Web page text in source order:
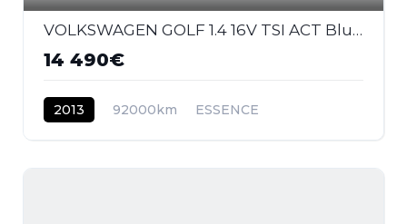
VOLKSWAGEN GOLF 1.4 16V TSI ACT BlueMotion - 140 - BV DSG 7 VII BERLINE Carat PHASE 1
14 490€
2013 92000km ESSENCE